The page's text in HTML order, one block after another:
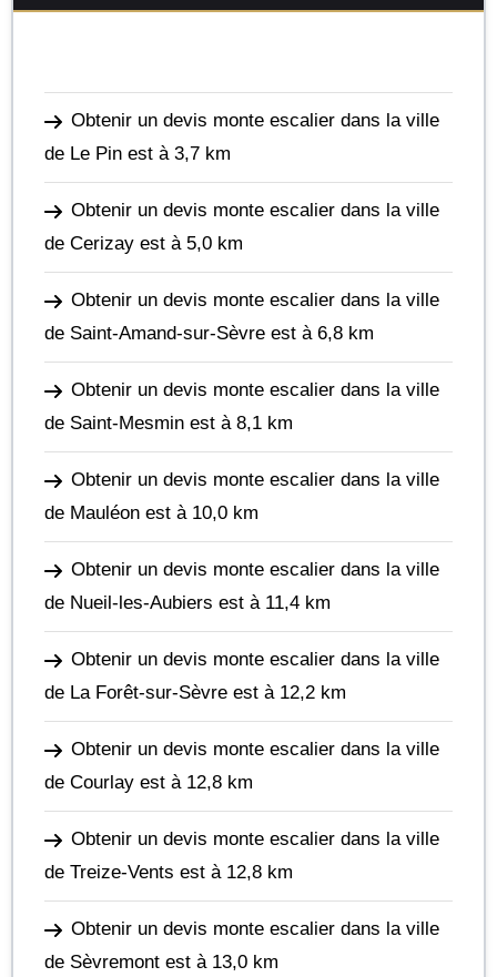
Obtenir un devis monte escalier dans la ville
de Le Pin est à 3,7 km
Obtenir un devis monte escalier dans la ville
de Cerizay est à 5,0 km
Obtenir un devis monte escalier dans la ville
de Saint-Amand-sur-Sèvre est à 6,8 km
Obtenir un devis monte escalier dans la ville
de Saint-Mesmin est à 8,1 km
Obtenir un devis monte escalier dans la ville
de Mauléon est à 10,0 km
Obtenir un devis monte escalier dans la ville
de Nueil-les-Aubiers est à 11,4 km
Obtenir un devis monte escalier dans la ville
de La Forêt-sur-Sèvre est à 12,2 km
Obtenir un devis monte escalier dans la ville
de Courlay est à 12,8 km
Obtenir un devis monte escalier dans la ville
de Treize-Vents est à 12,8 km
Obtenir un devis monte escalier dans la ville
de Sèvremont est à 13,0 km